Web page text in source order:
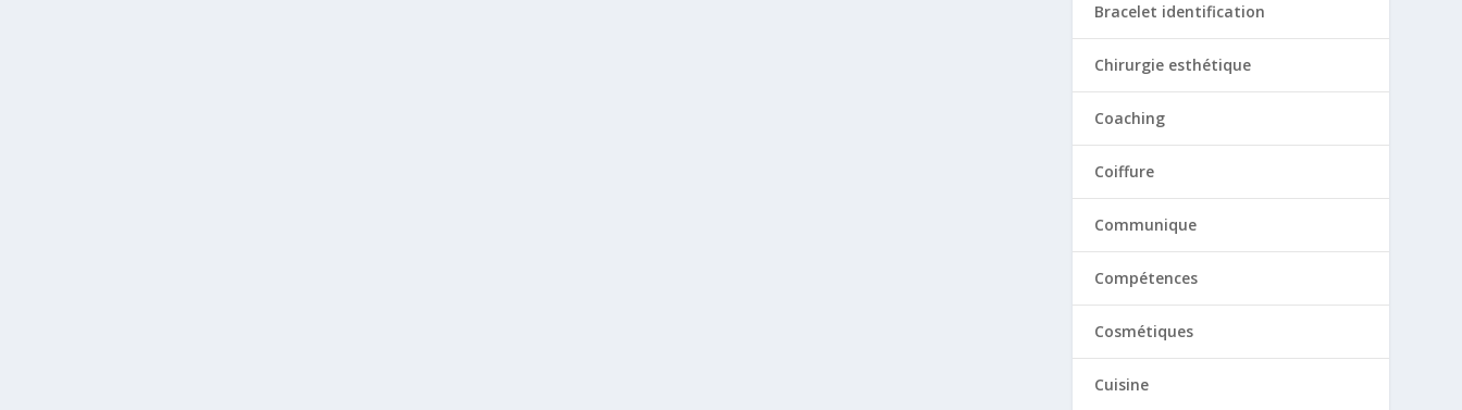
Bracelet identification
Chirurgie esthétique
Coaching
Coiffure
Communique
Compétences
Cosmétiques
Cuisine